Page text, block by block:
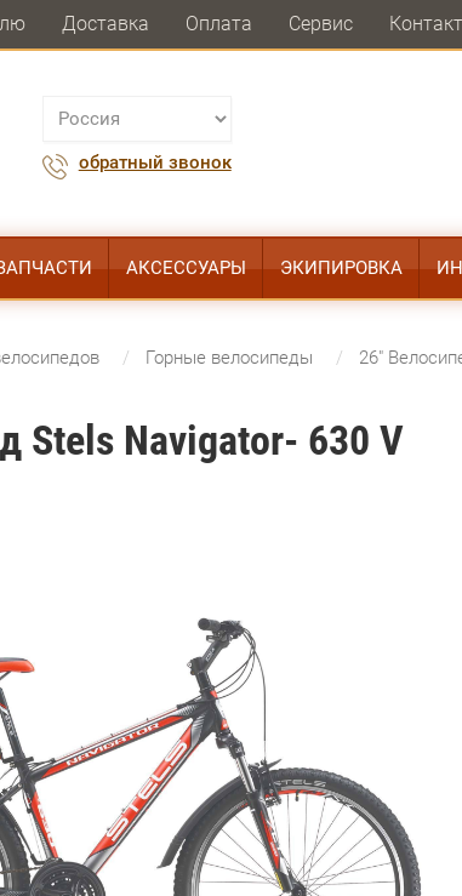
Доставка Оплата Сервис
обратный звонок
АКСЕССУАРЫ ЭКИПИРОВКА
Горные велосипеды 26"
Stels Navigator- 630 V